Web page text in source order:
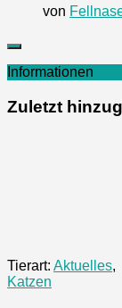
von
Informationen
Zuletzt
Tierart: Aktuelles,
Katzen